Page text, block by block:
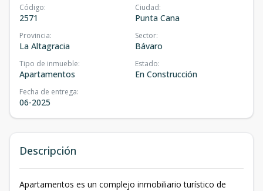
Código:
2571
Ciudad:
Punta Cana
Provincia:
La Altagracia
Sector:
Bávaro
Tipo de inmueble:
Apartamentos
Estado:
En Construcción
Fecha de entrega:
06-2025
Descripción
Apartamentos es un complejo inmobiliario turístico de